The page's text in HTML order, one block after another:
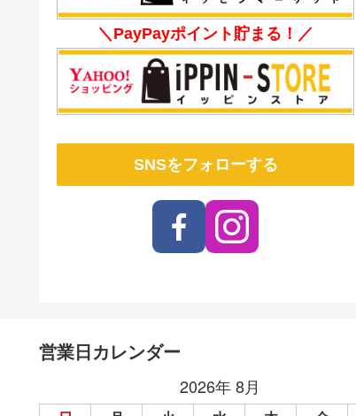
＼PayPayポイント貯まる！／
SNSをフォローする
営業日カレンダー
2026年 8月